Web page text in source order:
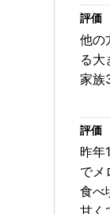
他の
る大
家族
昨年
でメ
食べ